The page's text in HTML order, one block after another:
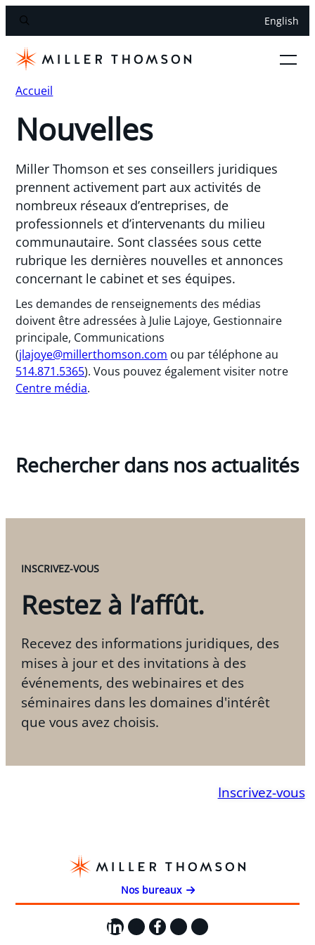
English
Accueil
Nouvelles
Miller Thomson et ses conseillers juridiques
prennent activement part aux activités de
nombreux réseaux d’entreprises, de
professionnels et d’intervenants du milieu
communautaire. Sont classées sous cette
rubrique les dernières nouvelles et annonces
concernant le cabinet et ses équipes.
Les demandes de renseignements des médias
doivent être adressées à Julie Lajoye, Gestionnaire
principale, Communications
(jlajoye@millerthomson.com ou par téléphone au
514.871.5365). Vous pouvez également visiter notre
Centre média.
Rechercher dans nos actualités
INSCRIVEZ-VOUS
Restez à l’affût.
Recevez des informations juridiques, des
mises à jour et des invitations à des
événements, des webinaires et des
séminaires dans les domaines d'intérêt
que vous avez choisis.
Inscrivez-vous
Nos bureaux
LinkedIn
X Facebook
Instagram
YouTube